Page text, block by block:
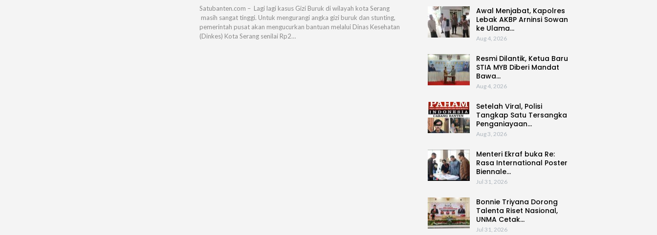
Satubanten.com – Lagi lagi kasus Gizi Buruk di wilayah kota Serang
masih sangat tinggi. Untuk mengurangi angka gizi buruk dan stunting,
pemerintah pusat akan mengucurkan bantuan melalui Dinas Kesehatan
(Dinkes) Kota Serang senilai Rp2…
Awal Menjabat, Kapolres
Lebak AKBP Arninsi Sowan
ke Ulama…
Aug 4, 2026
Resmi Dilantik, Ketua Baru
STIA MYB Diberi Mandat
Bawa…
Aug 4, 2026
Setelah Viral, Polisi
Tangkap Satu Tersangka
Penganiayaan…
Aug 3, 2026
Menteri Ekraf buka Re:
Rasa International Poster
Biennale…
Jul 31, 2026
Bonnie Triyana Dorong
Talenta Riset Nasional,
UNMA Cetak…
Jul 31, 2026